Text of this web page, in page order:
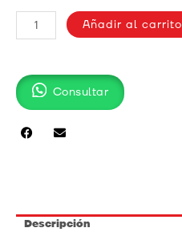
JOLENS
cantidad
Añadir al carrito
Consultar
Descripción